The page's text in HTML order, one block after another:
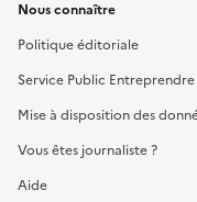
Nous connaître
Politique éditoriale
Service Public
Mise à disposition des
Vous êtes journaliste ?
Aide